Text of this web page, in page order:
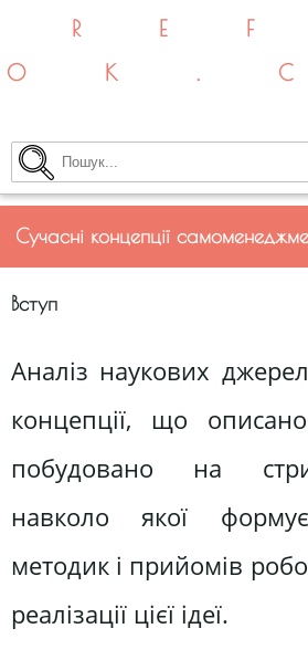
Сучасні концепції
Вступ
Аналіз наукових
концепції, що
побудовано на
навколо якої
методик і прийомів
реалізації цієї ідеї.